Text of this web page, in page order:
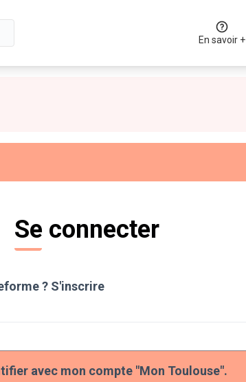
En savoir +
Se connecter
? S'inscrire
avec mon compte "Mon Toulouse".